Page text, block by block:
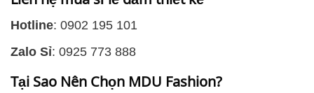
Hotline: 0902 195 101
Zalo Sỉ: 0925 773 888
Tại Sao Nên Chọn MDU Fashion?